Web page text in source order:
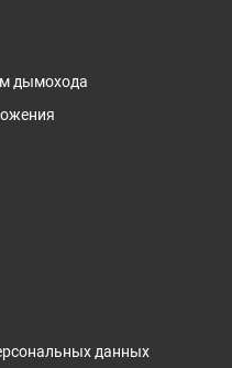
дымохода
данных